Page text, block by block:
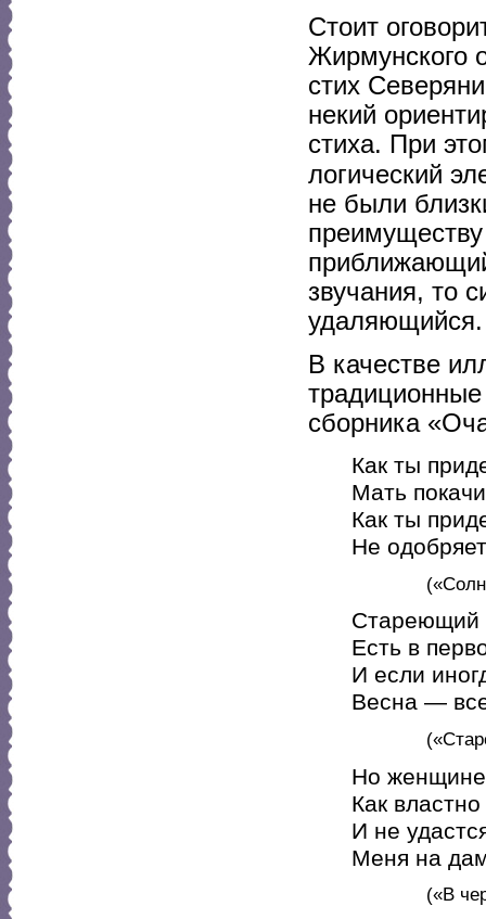
Стоит
Жирмунского
стих
некий
стиха. При
логический
не были
звучания, то
удаляющийся.
В качестве
традиционные
сборника
Как ты
Мать
Как ты
Не
Стареющий
Есть в
И если
Весна —
Но женщине
Как
И не
Меня на
(«В